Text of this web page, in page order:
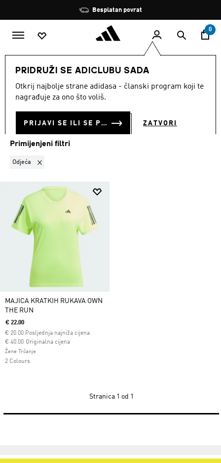
Zaustavi
rotaciju
Besplatan povrat
0
PRIDRUŽI SE ADICLUBU SADA
Otkrij najbolje strane adidasa - članski program koji te
nagrađuje za ono što voliš.
PRIJAVI SE ILI SE PRIDRUŽI SADA ZATVORI
Franšize 4DFWD
ODJEĆA·4DFWD
Primijenjeni filtri
Odjeća Ukloni filter Trenutno filtrirano prema KATEGORIJA PROIZVODA:
MAJICA KRATKIH RUKAVA OWN
THE RUN
€ 22.00
€ 20.00 Posljednja najniža cijena
Originalna cijena
Cijena umanjena od
€ 40.00za
Žene Trčanje
2 Colours
Stranica 1 od 1